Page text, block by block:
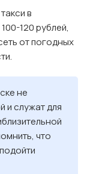
в
120 рублей,
от погодных
не
и служат для
что